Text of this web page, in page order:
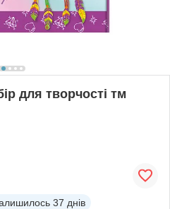
для творчості тм
37 днів